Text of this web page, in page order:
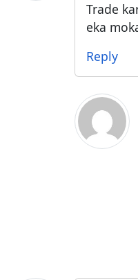
Trade
eka
Reply